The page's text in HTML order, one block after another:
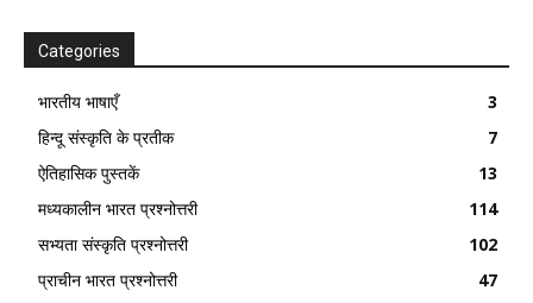
Categories
भारतीय भाषाएँ
3
हिन्दू संस्कृति के प्रतीक
7
ऐतिहासिक पुस्तकें
13
मध्यकालीन भारत प्रश्नोत्तरी
114
सभ्यता संस्कृति प्रश्नोत्तरी
102
प्राचीन भारत प्रश्नोत्तरी
47